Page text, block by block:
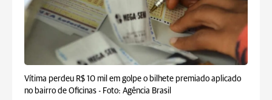
Vítima perdeu R$ 10 mil em golpe o bilhete premiado aplicado
no bairro de Oficinas - Foto: Agência Brasil